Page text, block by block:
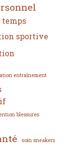
temps
sportive
entraînement
blessures
soin sneakers